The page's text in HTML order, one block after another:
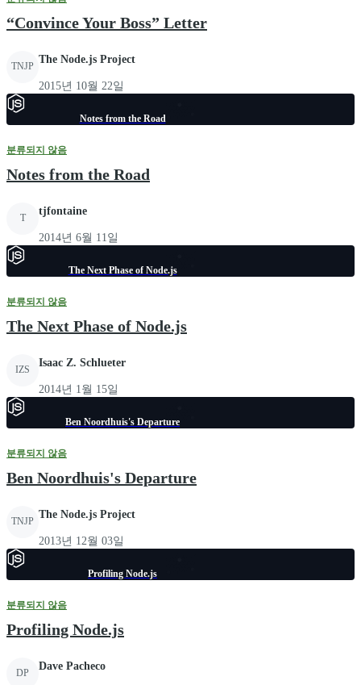
“Convince Your Boss” Letter
TNJP
The Node.js Project
2015년 10월 22일
Notes from the Road
분류되지 않음
Notes from the Road
T
tjfontaine
2014년 6월 11일
The Next Phase of Node.js
분류되지 않음
The Next Phase of Node.js
IZS
Isaac Z. Schlueter
2014년 1월 15일
Ben Noordhuis's Departure
분류되지 않음
Ben Noordhuis's Departure
TNJP
The Node.js Project
2013년 12월 03일
Profiling Node.js
분류되지 않음
Profiling Node.js
DP
Dave Pacheco